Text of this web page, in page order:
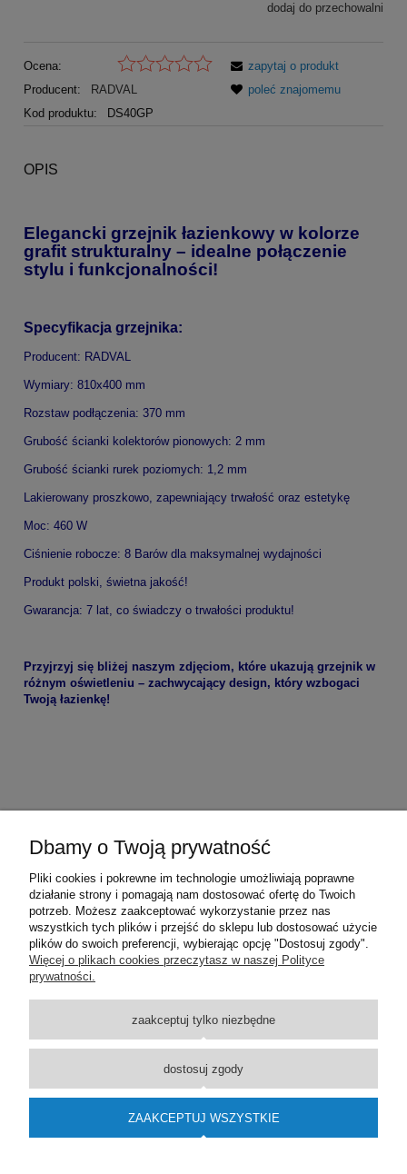
dodaj do przechowalni
Ocena:
Producent:
RADVAL
Kod produktu:
DS40GP
zapytaj o produkt
poleć znajomemu
OPIS
Elegancki grzejnik łazienkowy w kolorze
grafit strukturalny – idealne połączenie
stylu i funkcjonalności!
Specyfikacja grzejnika:
Producent: RADVAL
Wymiary: 810x400 mm
Rozstaw podłączenia: 370 mm
Grubość ścianki kolektorów pionowych: 2 mm
Grubość ścianki rurek poziomych: 1,2 mm
Lakierowany proszkowo, zapewniający trwałość oraz estetykę
Moc: 460 W
Ciśnienie robocze: 8 Barów dla maksymalnej wydajności
Produkt polski, świetna jakość!
Gwarancja: 7 lat, co świadczy o trwałości produktu!
Przyjrzyj się bliżej naszym zdjęciom, które ukazują grzejnik w
różnym oświetleniu – zachwycający design, który wzbogaci
Twoją łazienkę!
DANE TECHNICZNE
Kolor
grafit strukturalny
Pomoc
Dostawa
Moje konto
O firmie
Wsparcie techniczne
Dbamy o Twoją prywatność
Pliki cookies i pokrewne im technologie umożliwiają poprawne
działanie strony i pomagają nam dostosować ofertę do Twoich
potrzeb. Możesz zaakceptować wykorzystanie przez nas
wszystkich tych plików i przejść do sklepu lub dostosować użycie
plików do swoich preferencji, wybierając opcję "Dostosuj zgody".
Więcej o plikach cookies przeczytasz w naszej Polityce
prywatności.
zaakceptuj tylko niezbędne
dostosuj zgody
ZAAKCEPTUJ WSZYSTKIE